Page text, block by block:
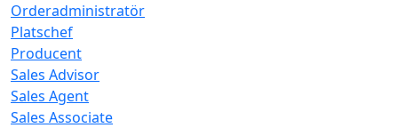
Orderadministratör
Platschef
Producent
Sales Advisor
Sales Agent
Sales Associate